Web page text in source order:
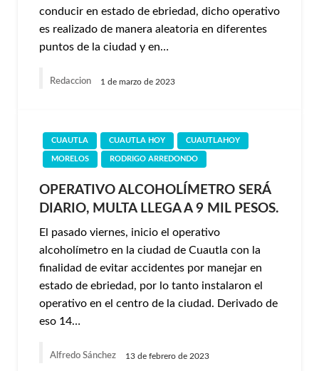
conducir en estado de ebriedad, dicho operativo
es realizado de manera aleatoria en diferentes
puntos de la ciudad y en…
Redaccion 1 de marzo de 2023
CUAUTLA CUAUTLA HOY CUAUTLAHOY
MORELOS RODRIGO ARREDONDO
OPERATIVO ALCOHOLÍMETRO SERÁ
DIARIO, MULTA LLEGA A 9 MIL PESOS.
El pasado viernes, inicio el operativo
alcoholímetro en la ciudad de Cuautla con la
finalidad de evitar accidentes por manejar en
estado de ebriedad, por lo tanto instalaron el
operativo en el centro de la ciudad. Derivado de
eso 14…
Alfredo Sánchez 13 de febrero de 2023